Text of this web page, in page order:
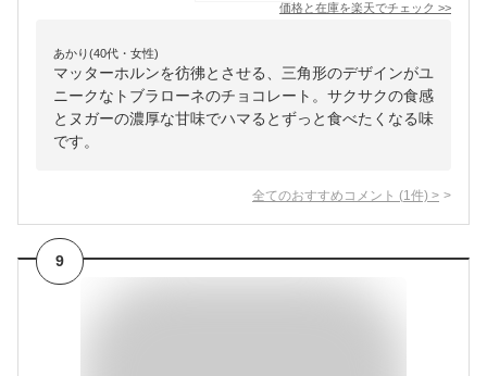
価格と在庫を楽天でチェック >>
あかり(40代・女性)
マッターホルンを彷彿とさせる、三角形のデザインがユ
ニークなトブラローネのチョコレート。サクサクの食感
とヌガーの濃厚な甘味でハマるとずっと食べたくなる味
です。
全てのおすすめコメント (1 件) >
9